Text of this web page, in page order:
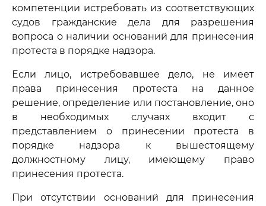
компетенции истребовать из соответствующих
судов гражданские дела для разрешения
вопроса о наличии оснований для принесения
протеста в порядке надзора.
Если лицо, истребовавшее дело, не имеет
права принесения протеста на данное
решение, определение или постановление, оно
в необходимых случаях входит с
представлением о принесении протеста в
порядке надзора к вышестоящему
должностному лицу, имеющему право
принесения протеста.
При отсутствии оснований для принесения